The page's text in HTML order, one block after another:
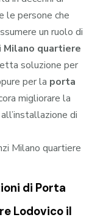
le persone che
un ruolo di
Milano quartiere
soluzione per
per la porta
migliorare la
di
di Porta
Lodovico il